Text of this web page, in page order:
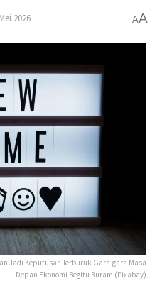
2026 AA
Jadi Keputusan Terburuk Gara-gara Masa
Depan Ekonomi Begitu Buram (Pixabay)